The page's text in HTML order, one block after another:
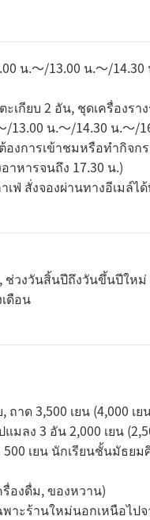
น.〜/13.00 น.〜/
ะเกียบ 2 อัน, ชุดเครื่องร
/13.00 น.〜/14.30 น.〜/
การเข้าชมหรือทำกิจก
าหารจนถึง 17.30 น.)
ฟ่ สั่งจองผ่านทางอีเมล์ไ
ช่วงวันสิ้นปีถึงวันขึ้นปีใหม่
ดือน
าด 3,500 เยน (4,000 เ
มลง 3 อัน 2,000 เยน
เยน นักเรียนชั้นมัธย
รื่องดื่ม, ของหวาน)
พาะร้านใหม่นอกเหนือไ